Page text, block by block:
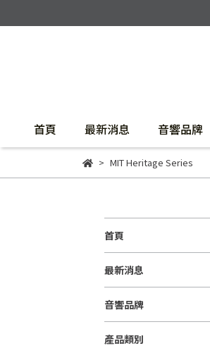
首頁 最新消息 音響品牌
MIT Heritage Series
首頁
最新消息
音響品牌
產品類別